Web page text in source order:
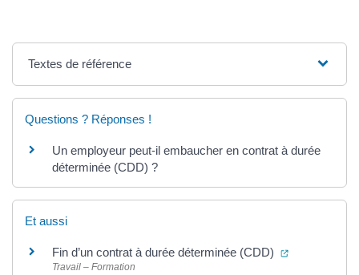
Textes de référence
Questions ? Réponses !
Un employeur peut-il embaucher en contrat à durée
déterminée (CDD) ?
Et aussi
Fin d’un contrat à durée déterminée (CDD) (ouverture
Travail – Formation